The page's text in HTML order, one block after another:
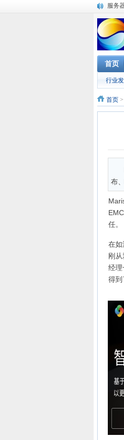
服务
复杂
使用
Hive
浅解
一淘
实现
Linux
云计
首页
行业
首页 >
布
任。
在
刚
经
得到